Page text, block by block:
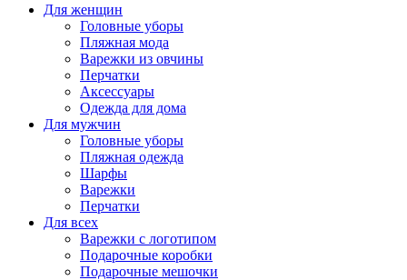
Для женщин
Головные уборы
Пляжная мода
Варежки из овчины
Перчатки
Аксессуары
Одежда для дома
Для мужчин
Головные уборы
Пляжная одежда
Шарфы
Варежки
Перчатки
Для всех
Варежки с логотипом
Подарочные коробки
Подарочные мешочки